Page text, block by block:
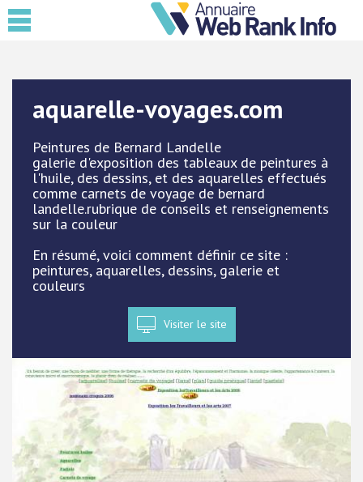
aquarelle-voyages.com
Peintures de Bernard Landelle
galerie d'exposition des tableaux de peintures à
l'huile, des dessins, et des aquarelles effectués
comme carnets de voyage de bernard
landelle.rubrique de conseils et renseignements
sur la couleur
En résumé, voici comment définir ce site :
peintures, aquarelles, dessins, galerie et
couleurs
Visiter le site